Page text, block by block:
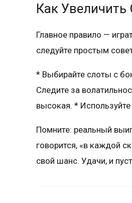
Как
Главное правило —
следуйте простым
* Выбирайте слоты с
Следите за
высокая. *
Помните: реальный
говорится, «в каждой
свой шанс. Удачи, и